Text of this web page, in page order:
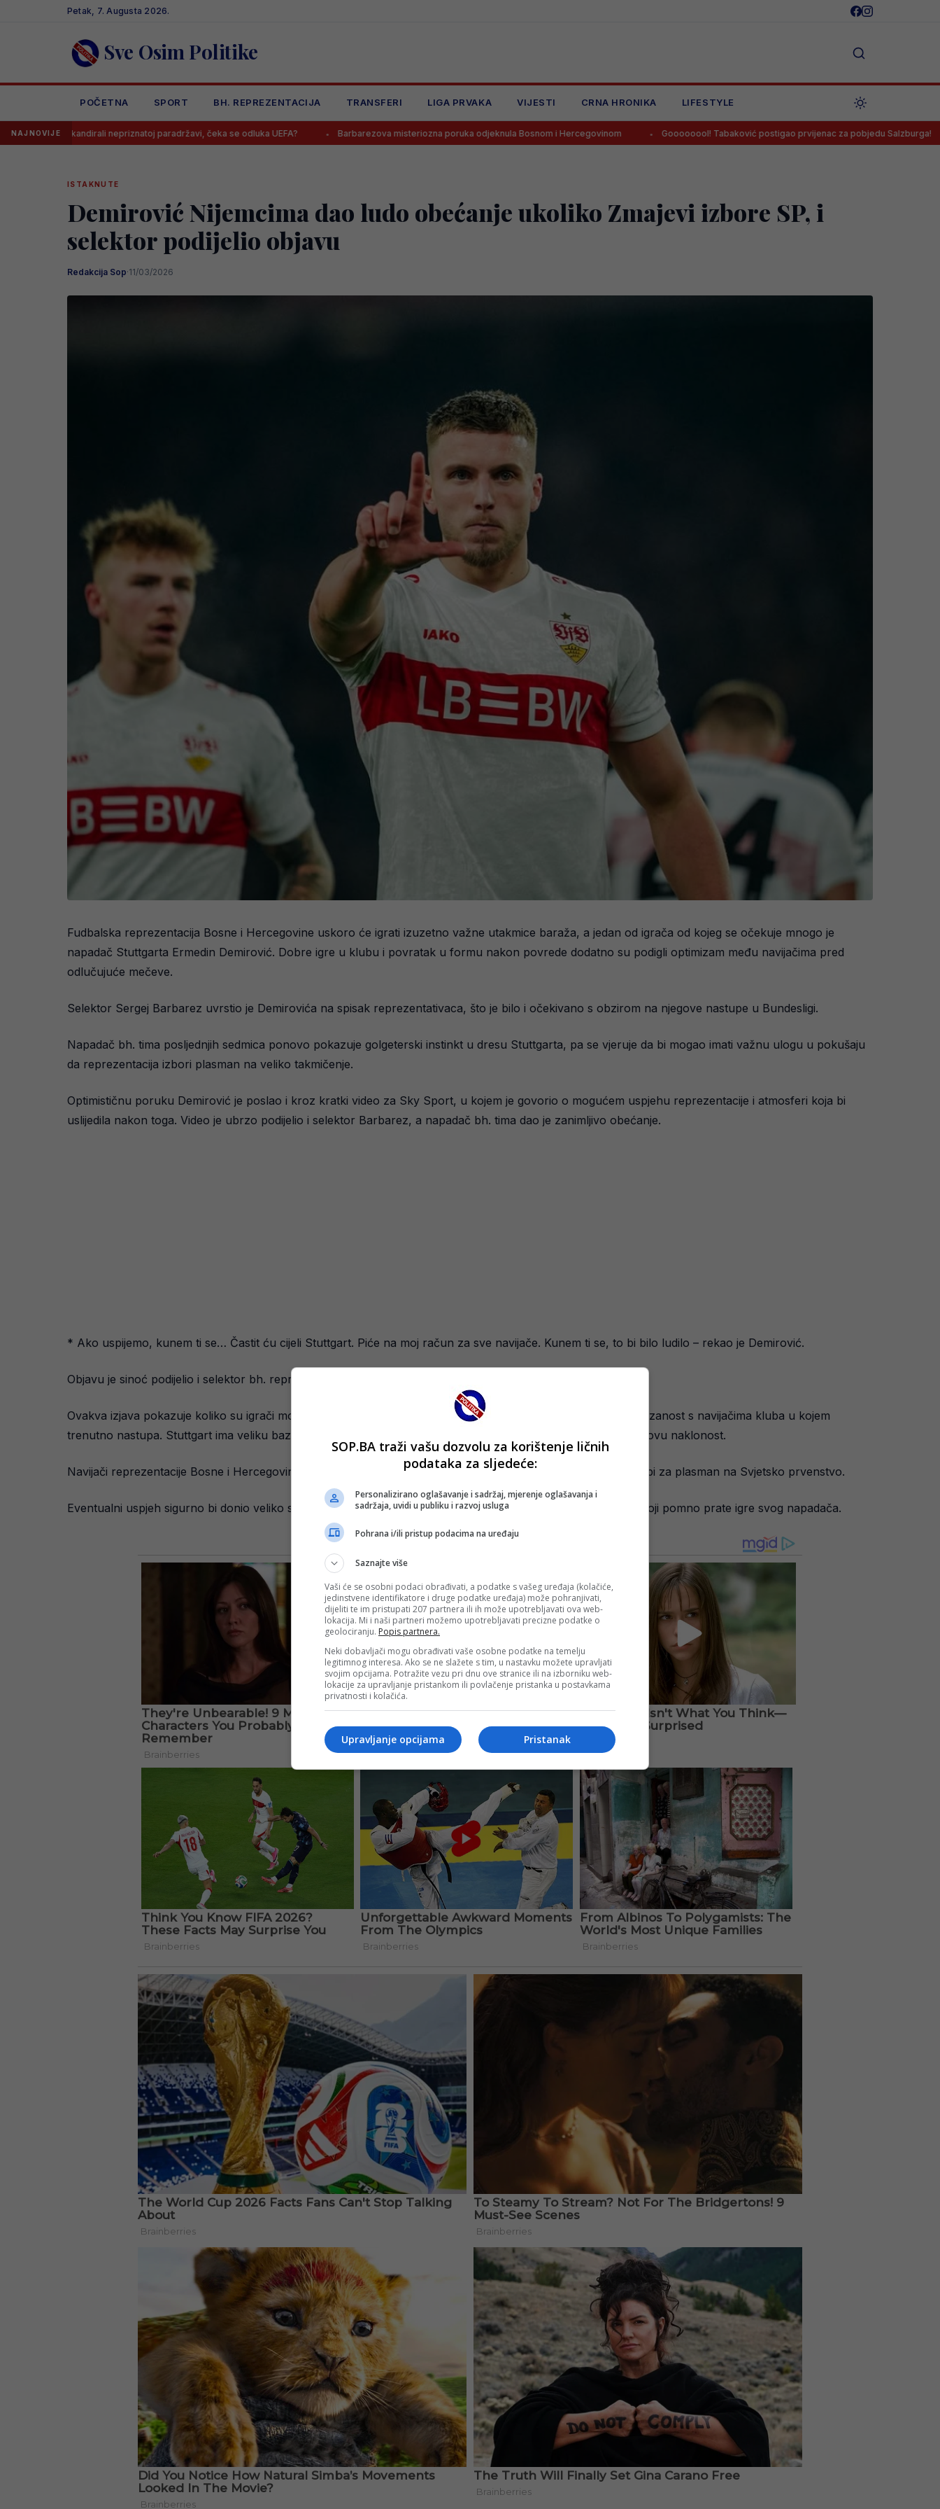
Petak, 7. Augusta 2026.
Sve Osim Politike
POČETNA SPORT BH. REPREZENTACIJA TRANSFERI LIGA PRVAKA VIJESTI CRNA HRONIKA LIFESTYLE
NAJNOVIJEnepriznatoj paradržavi, čeka se odluka UEFA? Barbarezova misteriozna poruka odjeknula Bosnom i Hercegovinom Goooooool! Tabaković postigao prvijenac za pobjedu Salzburga! Salah
ISTAKNUTE
Demirović Nijemcima dao ludo obećanje ukoliko Zmajevi izbore SP, i
selektor podijelio objavu
Redakcija Sop·11/03/2026
Fudbalska reprezentacija Bosne i Hercegovine uskoro će igrati izuzetno važne utakmice baraža, a jedan od igrača od kojeg se očekuje mnogo je
napadač Stuttgarta Ermedin Demirović. Dobre igre u klubu i povratak u formu nakon povrede dodatno su podigli optimizam među navijačima pred
odlučujuće mečeve.
Selektor Sergej Barbarez uvrstio je Demirovića na spisak reprezentativaca, što je bilo i očekivano s obzirom na njegove nastupe u Bundesligi.
Napadač bh. tima posljednjih sedmica ponovo pokazuje golgeterski instinkt u dresu Stuttgarta, pa se vjeruje da bi mogao imati važnu ulogu u pokušaju
da reprezentacija izbori plasman na veliko takmičenje.
Optimističnu poruku Demirović je poslao i kroz kratki video za Sky Sport, u kojem je govorio o mogućem uspjehu reprezentacije i atmosferi koja bi
uslijedila nakon toga. Video je ubrzo podijelio i selektor Barbarez, a napadač bh. tima dao je zanimljivo obećanje.
* Ako uspijemo, kunem ti se… Častit ću cijeli Stuttgart. Piće na moj račun za sve navijače. Kunem ti se, to bi bilo ludilo – rekao je Demirović.
Objavu je sinoć podijelio i selektor bh. reprezentacije Sergej Barbarez.
Ovakva izjava pokazuje koliko su igrači motivisani pred predstojeće izazove, ali i koliko Demirović osjeća povezanost s navijačima kluba u kojem
trenutno nastupa. Stuttgart ima veliku bazu navijača, a Demirović je svojim igrama i golovima brzo stekao njihovu naklonost.
Navijači reprezentacije Bosne i Hercegovine nadaju se da će upravo igrači poput Demirovića biti ključni u borbi za plasman na Svjetsko prvenstvo.
Eventualni uspjeh sigurno bi donio veliko slavlje širom Bosne i Hercegovine, ali i među navijačima Stuttgarta koji pomno prate igre svog napadača.
SOP.BA traži vašu dozvolu za korištenje ličnih
podataka za sljedeće:
Personalizirano oglašavanje i sadržaj, mjerenje oglašavanja i
sadržaja, uvidi u publiku i razvoj usluga
Pohrana i/ili pristup podacima na uređaju
Saznajte više
Vaši će se osobni podaci obrađivati, a podatke s vašeg uređaja (kolačiće,
jedinstvene identifikatore i druge podatke uređaja) može pohranjivati,
dijeliti te im pristupati 207 partnera ili ih može upotrebljavati ova web-
lokacija. Mi i naši partneri možemo upotrebljavati precizne podatke o
geolociranju. Popis partnera.
Neki dobavljači mogu obrađivati vaše osobne podatke na temelju
legitimnog interesa. Ako se ne slažete s tim, u nastavku možete upravljati
svojim opcijama. Potražite vezu pri dnu ove stranice ili na izborniku web-
lokacije za upravljanje pristankom ili povlačenje pristanka u postavkama
privatnosti i kolačića.
Pristanak
Upravljanje opcijama